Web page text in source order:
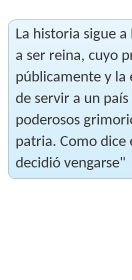
La historia sigue
a ser reina, cuyo
públicamente y la
de servir a un
poderosos
patria. Como
decidió vengarse"